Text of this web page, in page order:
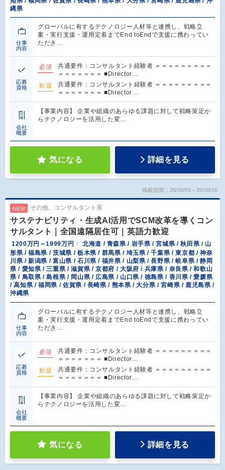
縄県
仕事
内容
グローバルに有するテクノロジー人材等と連携し、戦略立
案・実行支援・運用定着までEnd toEndで支援に携わってい
ただき…
応募
資格
必須
共通要件：コンサルタント経験者 ＝＝＝＝＝＝＝＝＝
＝＝＝＝＝＝＝ ■Director…
歓迎
共通要件：コンサルタント経験者 ＝＝＝＝＝＝＝＝＝
＝＝＝＝＝＝＝ ■Director…
会社
概要
【事業内容】 企業や組織のあらゆる課題に対して戦略策定か
らテクノロジーを活用した変…
気になる 詳細を見る
掲載期間：26/08/03～26/08/16
NEW その他、コンサルタント系
サステナビリティ・生成AI活用でSCM改革を導くコン
サルタント｜全国遠隔居住可｜英語力歓迎
1200万円～1999万円
北海道 / 青森県 / 岩手県 / 宮城県 / 秋田県 / 山
形県 / 福島県 / 茨城県 / 栃木県 / 群馬県 / 埼玉県 / 千葉県 / 東京都 / 神奈
川県 / 新潟県 / 富山県 / 石川県 / 福井県 / 山梨県 / 長野県 / 岐阜県 / 静岡
県 / 愛知県 / 三重県 / 滋賀県 / 京都府 / 大阪府 / 兵庫県 / 奈良県 / 和歌山
県 / 鳥取県 / 島根県 / 岡山県 / 広島県 / 山口県 / 徳島県 / 香川県 / 愛媛県
/ 高知県 / 福岡県 / 佐賀県 / 長崎県 / 熊本県 / 大分県 / 宮崎県 / 鹿児島県 /
沖縄県
仕事
内容
グローバルに有するテクノロジー人材等と連携し、戦略立
案・実行支援・運用定着までEnd toEndで支援に携わってい
ただき…
応募
資格
必須
共通要件：コンサルタント経験者 ＝＝＝＝＝＝＝＝＝
＝＝＝＝＝＝＝ ■Director…
歓迎
共通要件：コンサルタント経験者 ＝＝＝＝＝＝＝＝＝
＝＝＝＝＝＝＝ ■Director…
会社
概要
【事業内容】 企業や組織のあらゆる課題に対して戦略策定か
らテクノロジーを活用した変…
気になる 詳細を見る